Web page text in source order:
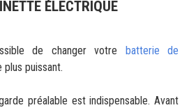
ÉLECTRIQUE
de changer votre batterie de
plus puissant.
préalable est indispensable. Avant